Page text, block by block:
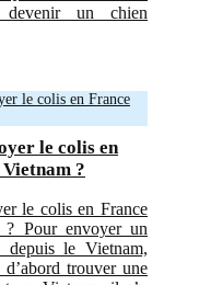
un chien
le colis en
?
le colis en France
? Pour envoyer un
depuis le Vietnam,
trouver une